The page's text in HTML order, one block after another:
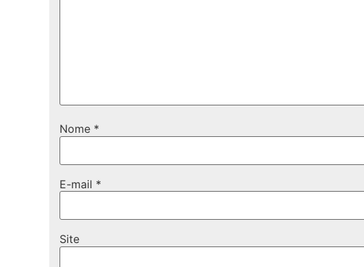
Nome *
E-mail *
Site